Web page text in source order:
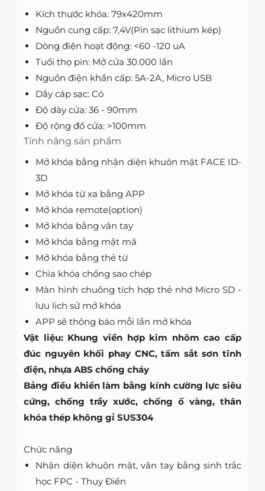
Kích thước khóa: 79x420mm
Nguồn cung cấp: 7,4V(Pin sạc lithium kép)
Dòng điện hoạt động: <60 -120 uA
Tuổi thọ pin: Mở cửa 30.000 lần
Nguồn điện khẩn cấp: 5A-2A, Micro USB
Dây cáp sạc: Có
Độ dày cửa: 36 - 90mm
Độ rộng đố cửa: >100mm
Tính năng sản phẩm
Mở khóa bằng nhận diện khuôn mặt FACE ID-
3D
Mở khóa từ xa bằng APP
Mở khóa remote(option)
Mở khóa bằng vân tay
Mở khóa bằng mật mã
Mở khóa bằng thẻ từ
Chìa khóa chống sao chép
Màn hình chuông tích hợp thẻ nhớ Micro SD -
lưu lịch sử mở khóa
APP sẽ thông báo mỗi lần mở khóa
Vật liệu: Khung viền hợp kim nhôm cao cấp
đúc nguyên khối phay CNC, tấm sắt sơn tĩnh
điện, nhựa ABS chống cháy
Bảng điều khiển làm bằng kính cường lực siêu
cứng, chống trầy xước, chống ố vàng, thân
khóa thép không gỉ SUS304
Chức năng
Nhận diện khuôn mặt, vân tay bằng sinh trắc
học FPC - Thụy Điển